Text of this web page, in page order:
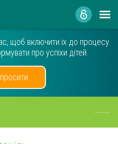
щоб включити їх до процесу
про успіхи дітей.